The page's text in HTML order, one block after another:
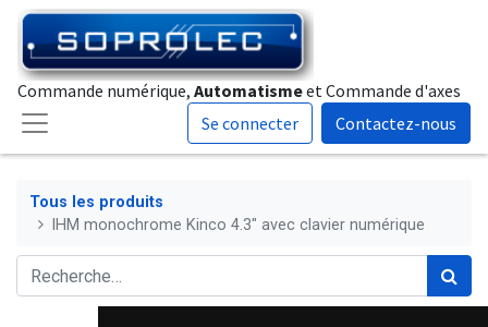
Commande numérique, Automatismeet Commande d'axes
Se connecter
Contactez-nous
Tous les produits
IHM monochrome Kinco 4.3" avec clavier numérique